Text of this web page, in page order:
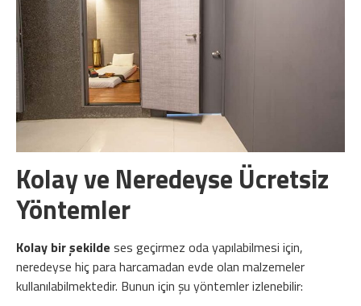
Kolay ve Neredeyse Ücretsiz
Yöntemler
Kolay bir şekilde ses geçirmez oda yapılabilmesi için,
neredeyse hiç para harcamadan evde olan malzemeler
kullanılabilmektedir. Bunun için şu yöntemler izlenebilir: